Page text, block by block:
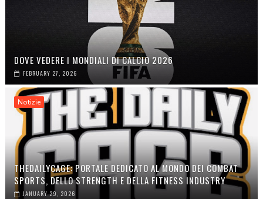
DOVE VEDERE I MONDIALI DI CALCIO 2026
FEBRUARY 27, 2026
Notizie
THEDAILYCAGE: PORTALE DEDICATO AL MONDO DEI COMBAT
SPORTS, DELLO STRENGTH E DELLA FITNESS INDUSTRY
JANUARY 29, 2026